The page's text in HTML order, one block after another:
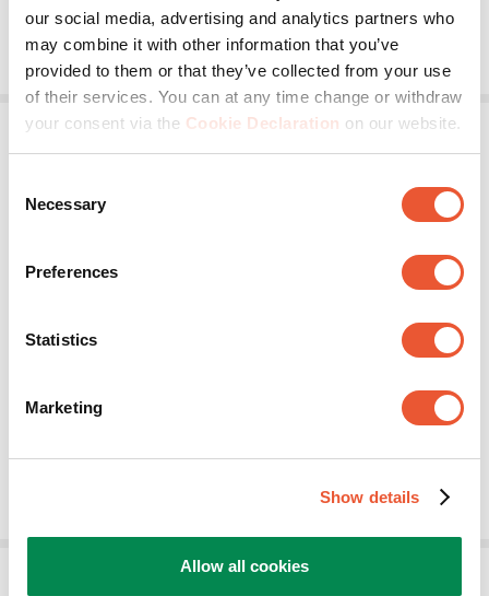
our social media, advertising and analytics partners who
may combine it with other information that you’ve
provided to them or that they’ve collected from your use
of their services. You can at any time change or withdraw
your consent via the Cookie Declaration on our website.
Selection
Necessary
Preferences
Statistics
Marketing
Show details
Allow all cookies
€ 149,00
Für Kamera